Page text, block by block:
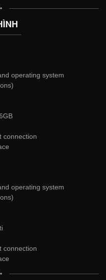
operating system
connection
operating system
connection